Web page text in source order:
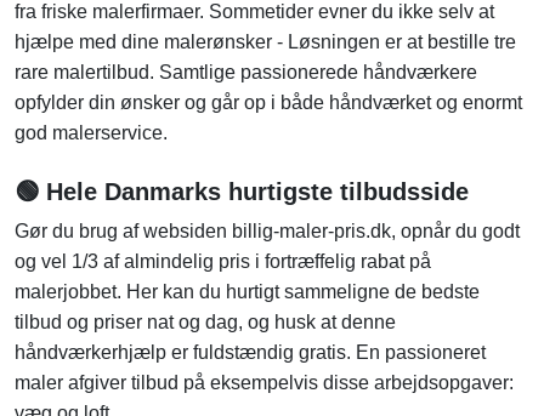
fra friske malerfirmaer. Sommetider evner du ikke selv at
hjælpe med dine malerønsker - Løsningen er at bestille tre
rare malertilbud. Samtlige passionerede håndværkere
opfylder din ønsker og går op i både håndværket og enormt
god malerservice.
🟢 Hele Danmarks hurtigste tilbudsside
Gør du brug af websiden billig-maler-pris.dk, opnår du godt
og vel 1/3 af almindelig pris i fortræffelig rabat på
malerjobbet. Her kan du hurtigt sammeligne de bedste
tilbud og priser nat og dag, og husk at denne
håndværkerhjælp er fuldstændig gratis. En passioneret
maler afgiver tilbud på eksempelvis disse arbejdsopgaver: